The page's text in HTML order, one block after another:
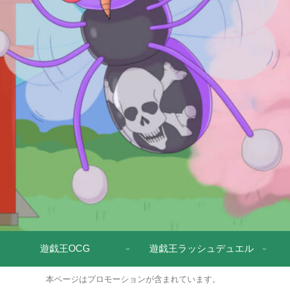
遊戯王OCG 遊戯王ラッシュデュエル
本ページはプロモーションが含まれています。